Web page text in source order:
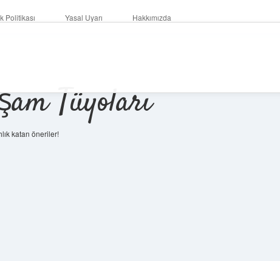
Politikası Yasal Uyarı Hakkımızda
Tüyoları
katan öneriler!